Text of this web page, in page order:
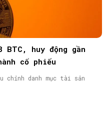
BTC, huy động gần
cổ phiếu
chỉnh danh mục tài sản